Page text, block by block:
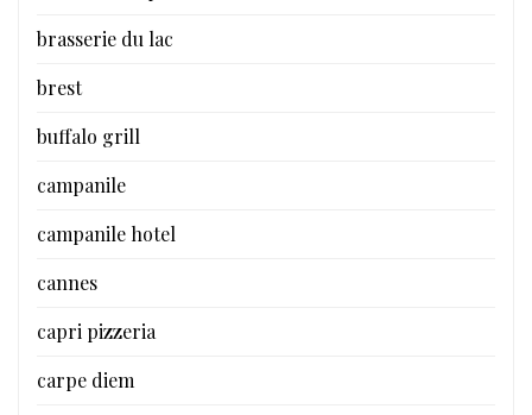
brasserie du lac
brest
buffalo grill
campanile
campanile hotel
cannes
capri pizzeria
carpe diem